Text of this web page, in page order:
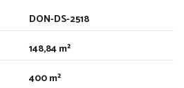
DON-DS-2518
148,84 m²
400 m²